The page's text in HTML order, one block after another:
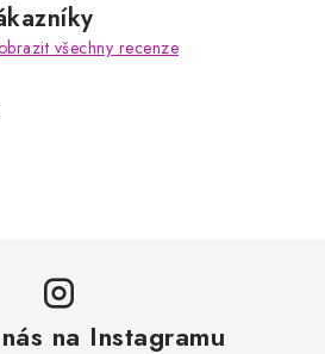
všechny recenze
na Instagramu